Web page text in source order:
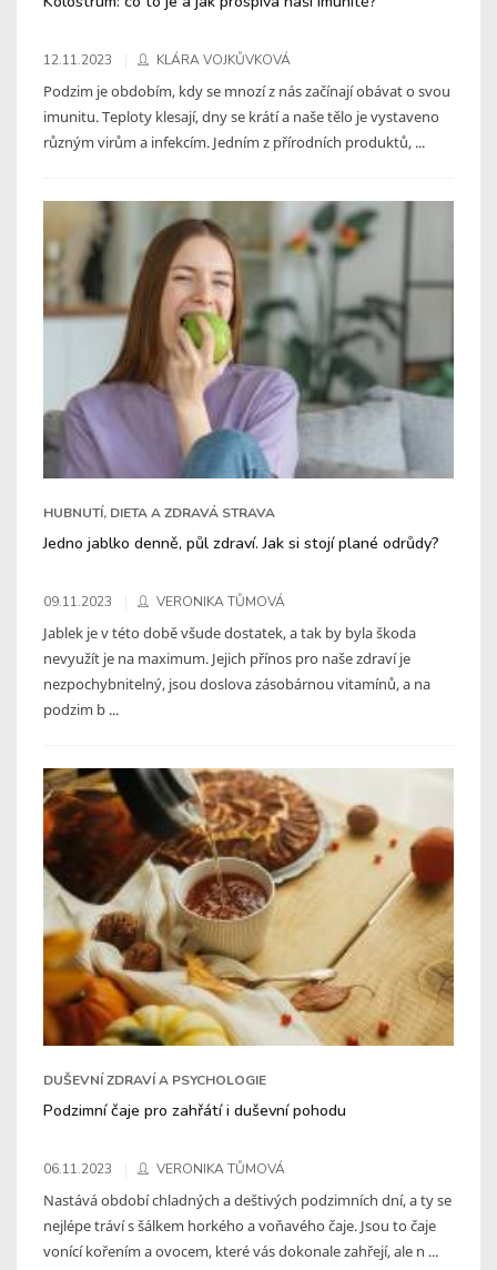
12.11.2023 KLÁRA VOJKŮVKOVÁ
Podzim je obdobím, kdy se mnozí z nás začínají obávat o svou
imunitu. Teploty klesají, dny se krátí a naše tělo je vystaveno
různým virům a infekcím. Jedním z přírodních produktů, ...
HUBNUTÍ, DIETA A ZDRAVÁ STRAVA
Jedno jablko denně, půl zdraví. Jak si stojí plané odrůdy?
09.11.2023 VERONIKA TŮMOVÁ
Jablek je v této době všude dostatek, a tak by byla škoda
nevyužít je na maximum. Jejich přínos pro naše zdraví je
nezpochybnitelný, jsou doslova zásobárnou vitamínů, a na
podzim b ...
DUŠEVNÍ ZDRAVÍ A PSYCHOLOGIE
Podzimní čaje pro zahřátí i duševní pohodu
06.11.2023 VERONIKA TŮMOVÁ
Nastává období chladných a deštivých podzimních dní, a ty se
nejlépe tráví s šálkem horkého a voňavého čaje. Jsou to čaje
vonící kořením a ovocem, které vás dokonale zahřejí, ale n ...